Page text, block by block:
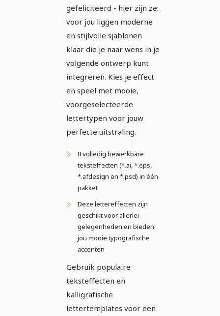
gefeliciteerd - hier zijn ze:
voor jou liggen moderne
en stijlvolle sjablonen
klaar die je naar wens in je
volgende ontwerp kunt
integreren. Kies je effect
en speel met mooie,
voorgeselecteerde
lettertypen voor jouw
perfecte uitstraling.
8 volledig bewerkbare
teksteffecten (*.ai, *.eps,
*.afdesign en *.psd) in één
pakket
Deze lettereffecten zijn
geschikt voor allerlei
gelegenheden en bieden
jou mooie typografische
accenten
Gebruik populaire
teksteffecten en
kalligrafische
lettertemplates voor een